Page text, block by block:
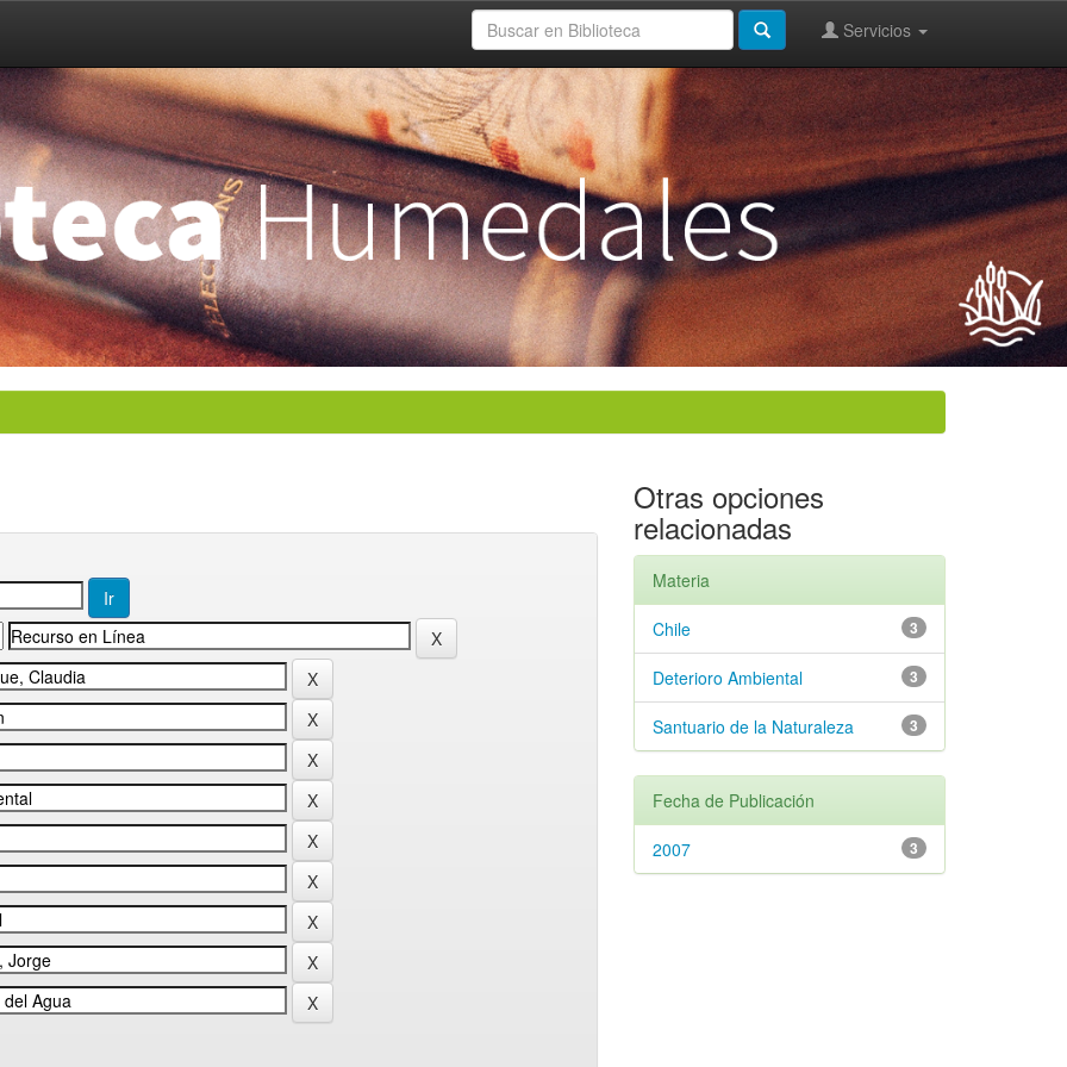
Servicios
Otras opciones
relacionadas
Materia
3
Chile
3
Deterioro Ambiental
3
Santuario de la Naturaleza
Fecha de Publicación
3
2007